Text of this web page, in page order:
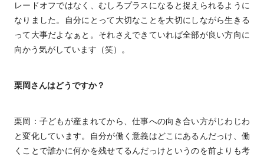
レードオフではなく、むしろプラスになると捉えられるように
なりました。自分にとって大切なことを大切にしながら生きる
って大事だよなぁと。それさえできていれば全部が良い方向に
向かう気がしています（笑）。
栗岡さんはどうですか？
栗岡：子どもが産まれてから、仕事への向き合い方がじわじわ
と変化しています。自分が働く意義はどこにあるんだっけ、働
くことで誰かに何かを残せてるんだっけというのを前よりも考